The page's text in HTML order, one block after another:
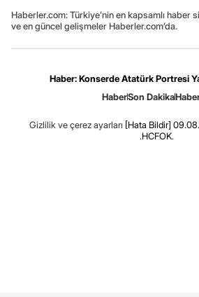
Haberler.com: Türkiye’nin en kapsamlı haber
ve en güncel gelişmeler Haberler.com’da.
Haber: Konserde Atatürk Portresi
HaberSon Dakika
Gizlilik ve çerez ayarları [Hata Bildir]
.HCFOK.